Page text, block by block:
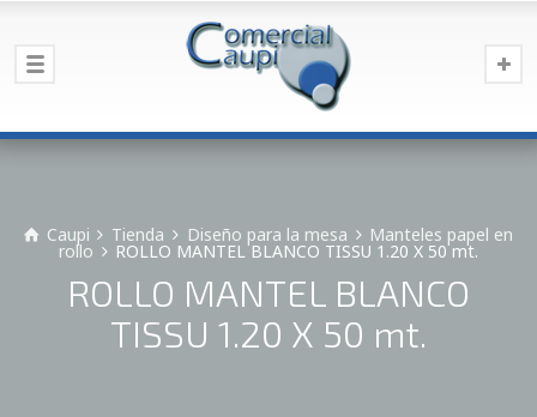
Caupi Tienda Diseño para la mesa Manteles papel en
rollo ROLLO MANTEL BLANCO TISSU 1.20 X 50 mt.
ROLLO MANTEL BLANCO
TISSU 1.20 X 50 mt.